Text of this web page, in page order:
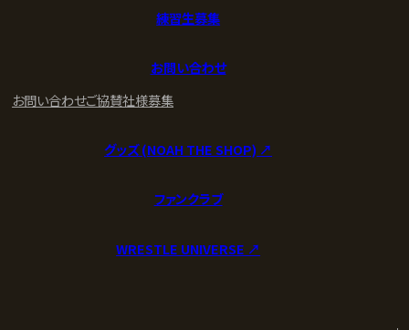
練習生募集
お問い合わせ
お問い合わせご協賛社様募集
グッズ (NOAH THE SHOP) ↗︎
ファンクラブ
WRESTLE UNIVERSE ↗︎